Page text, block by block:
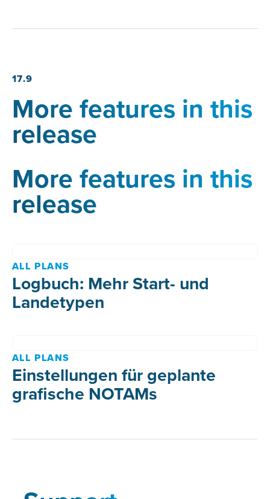
17.9
More features in this
release
More features in this
release
ALL PLANS
Logbuch: Mehr Start- und
Landetypen
ALL PLANS
Einstellungen für geplante
grafische NOTAMs